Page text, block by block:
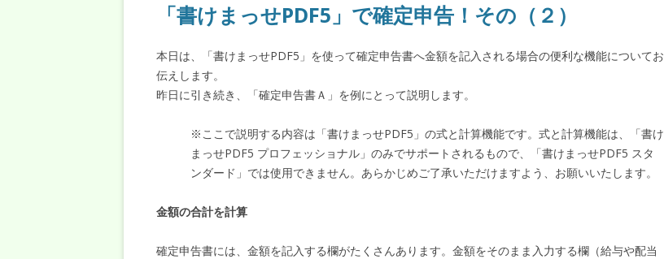
「書けまっせPDF5」で確定申告！その（２）
本日は、「書けまっせPDF5」を使って確定申告書へ金額を記入される場合の便利な機能についてお
伝えします。
昨日に引き続き、「確定申告書Ａ」を例にとって説明します。
※ここで説明する内容は「書けまっせPDF5」の式と計算機能です。式と計算機能は、「書け
まっせPDF5 プロフェッショナル」のみでサポートされるもので、「書けまっせPDF5 スタ
ンダード」では使用できません。あらかじめご了承いただけますよう、お願いいたします。
金額の合計を計算
確定申告書には、金額を記入する欄がたくさんあります。金額をそのまま入力する欄（給与や配当